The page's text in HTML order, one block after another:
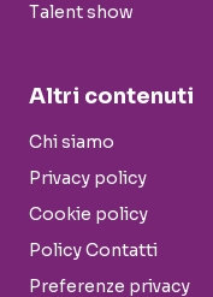
Talent show
Altri contenuti
Chi siamo
Privacy policy
Cookie policy
Policy Contatti
Preferenze privacy